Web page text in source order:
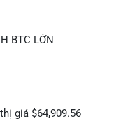
BTC LỚN
giá $64,909.56